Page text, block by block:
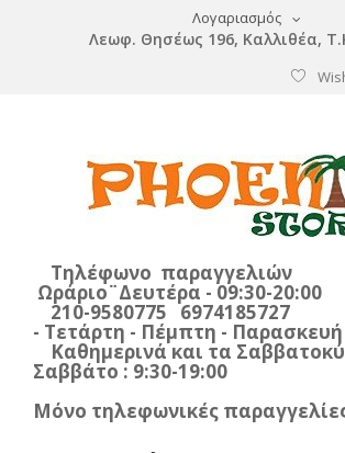
Λογαριασμός
Λεωφ. Θησέως 196, Καλλιθέα,
Τηλέφωνο
Ωράριο¨Δευτέρα - 09:30-20:00
210-9580775
- Τετάρτη - Πέμπτη - Παρασκευή
Καθημερινά και τα
Σαββάτο : 9:30-19:00
Μόνο τηλεφωνικές